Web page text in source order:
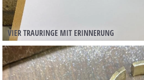
VIER TRAURINGE MIT ERINNERUNG